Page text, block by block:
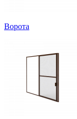
Ворота